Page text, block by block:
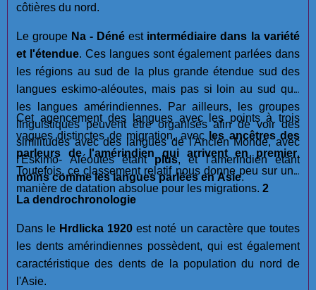
côtières du nord.
Le groupe Na - Déné est intermédiaire dans la variété
et l'étendue. Ces langues sont également parlées dans
les régions au sud de la plus grande étendue sud des
langues eskimo-aléoutes, mais pas si loin au sud que
les langues amérindiennes. Par ailleurs, les groupes
linguistiques peuvent être organisés afin de voir des
similitudes avec des langues de l'Ancien Monde, avec
l'Eskimo- Aléoutes êtantplus, et l'amerindien étant
moins comme les langues parlées en Asie.
Cet agencement des langues avec les points à trois
vagues distinctes de migration, avec les ancêtres des
parleurs de l'amérindien qui arrivent en premier.
Toutefois, ce classement relatif nous donne peu sur une
manière de datation absolue pour les migrations. 2
La dendrochronologie
Dans le Hrdlicka 1920 est noté un caractère que toutes
les dents amérindiennes possèdent, qui est également
caractéristique des dents de la population du nord de
l'Asie.